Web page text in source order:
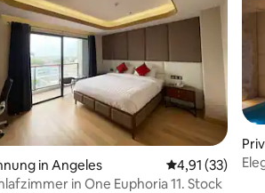
Bewertung: 5 von 5, 9 Bewertungen
in Angeles
4,91 (33)
in One Euphoria 11. Stock